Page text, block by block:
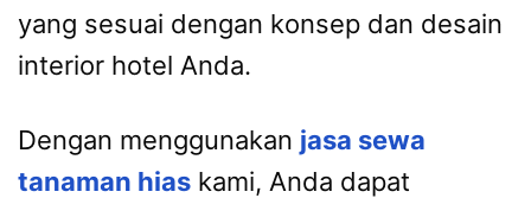
yang sesuai dengan konsep dan desain
interior hotel Anda.
Dengan menggunakan jasa sewa
tanaman hias kami, Anda dapat